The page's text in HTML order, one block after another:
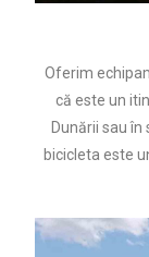
Oferim
că este un
Dunării sau în
bicicleta este